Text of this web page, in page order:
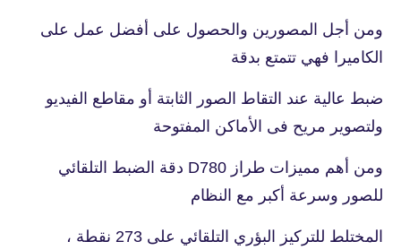
ومن أجل المصورين والحصول على أفضل عمل على
الكاميرا فهي تتمتع بدقة
ضبط عالية عند التقاط الصور الثابتة أو مقاطع الفيديو
ولتصوير مريح فى الأماكن المفتوحة
ومن أهم مميزات طراز D780 دقة الضبط التلقائي
للصور وسرعة أكبر مع النظام
المختلط للتركيز البؤري التلقائي على 273 نقطة ،